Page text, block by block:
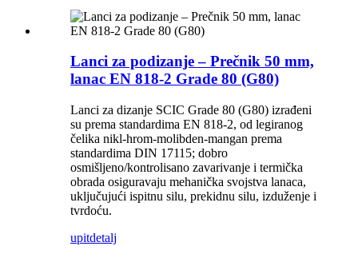
Lanci za podizanje – Prečnik 50 mm,
lanac EN 818-2 Grade 80 (G80)
Lanci za dizanje SCIC Grade 80 (G80) izrađeni
su prema standardima EN 818-2, od legiranog
čelika nikl-hrom-molibden-mangan prema
standardima DIN 17115; dobro
osmišljeno/kontrolisano zavarivanje i termička
obrada osiguravaju mehanička svojstva lanaca,
uključujući ispitnu silu, prekidnu silu, izduženje i
tvrdoću.
upitdetalj